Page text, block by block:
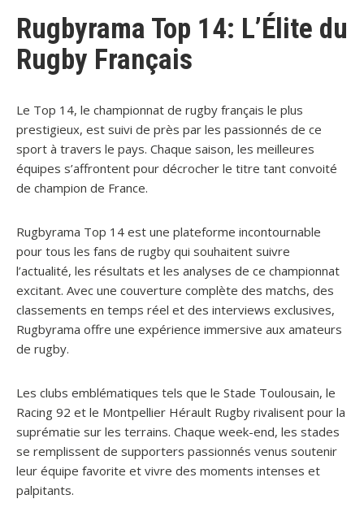
Rugbyrama Top 14: L’Élite du
Rugby Français
Le Top 14, le championnat de rugby français le plus
prestigieux, est suivi de près par les passionnés de ce
sport à travers le pays. Chaque saison, les meilleures
équipes s’affrontent pour décrocher le titre tant convoité
de champion de France.
Rugbyrama Top 14 est une plateforme incontournable
pour tous les fans de rugby qui souhaitent suivre
l’actualité, les résultats et les analyses de ce championnat
excitant. Avec une couverture complète des matchs, des
classements en temps réel et des interviews exclusives,
Rugbyrama offre une expérience immersive aux amateurs
de rugby.
Les clubs emblématiques tels que le Stade Toulousain, le
Racing 92 et le Montpellier Hérault Rugby rivalisent pour la
suprématie sur les terrains. Chaque week-end, les stades
se remplissent de supporters passionnés venus soutenir
leur équipe favorite et vivre des moments intenses et
palpitants.